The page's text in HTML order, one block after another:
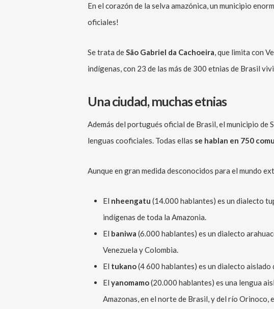
En el corazón de la selva amazónica, un municipio
oficiales!
Se trata deSão Gabriel da Cachoeira, que limita con
indígenas, con 23 de las más de 300 etnias de Brasil
Una ciudad, muchas etnias
Además del portugués oficial de Brasil, el municipio de
lenguas cooficiales. Todas ellas se hablan en 750
Aunque en gran medida desconocidos para el mundo
El nheengatu (14.000 hablantes) es un dialecto
indígenas de toda la Amazonia.
El baniwa (6.000 hablantes) es un dialecto
Venezuela y Colombia.
El tukano(4 600 hablantes) es un dialecto aislado
El yanomamo(20.000 hablantes) es una lengua
Amazonas, en el norte de Brasil, y del río Orinoco,